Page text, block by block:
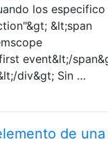
los
&lt;span
event&lt;/
div&gt; Sin …
de